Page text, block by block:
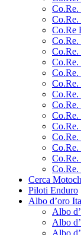
Co.Re.
Co.Re.
Co.Re
Co.Re.
Co.Re.
Co.Re.
Co.Re.
Co.Re.
Co.Re.
Co.Re.
Co.Re.
Co.Re.
Co.Re.
Cerca
Piloti Enduro
Albo d’oro
Albo
Albo
Albo